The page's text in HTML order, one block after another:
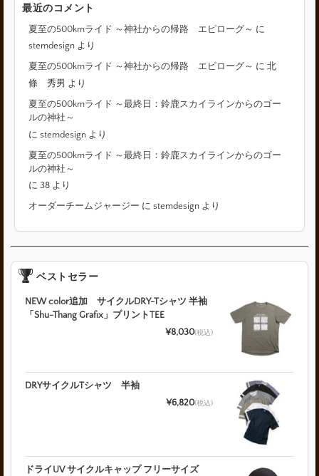
最近のコメント
夏至の500kmライド ～神社からの帰路 エピローグ～ に
stemdesign より
夏至の500kmライド ～神社からの帰路 エピローグ～ に北
條 秀男 より
夏至の500kmライド ～最終日：鈴鹿スカイラインからのゴー
ルの神社～
にstemdesign より
夏至の500kmライド ～最終日：鈴鹿スカイラインからのゴー
ルの神社～
に38 より
オーダーチームジャージー にstemdesign より
ベストセラー
NEW color追加 サイクルDRY-Tシャツ 半袖
「Shu-Thang Grafix」プリントTEE
¥8,030(税込)
DRYサイクルTシャツ 半袖
¥6,820(税込)
ドライUV サイクルキャップ フリーサイズ